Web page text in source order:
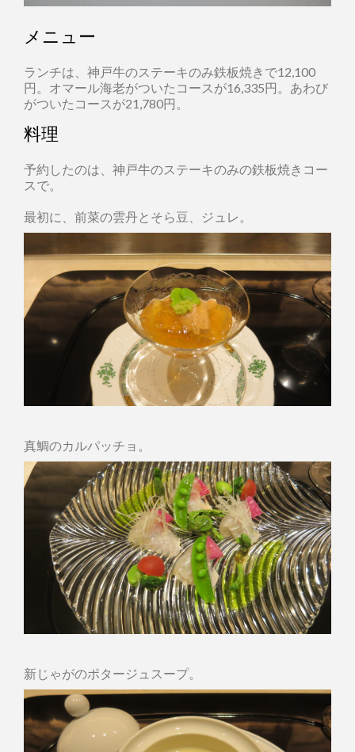
メニュー
ランチは、神戸牛のステーキのみ鉄板焼きで12,100
円。オマール海老がついたコースが16,335円。あわび
がついたコースが21,780円。
料理
予約したのは、神戸牛のステーキのみの鉄板焼きコー
スで。
最初に、前菜の雲丹とそら豆、ジュレ。
真鯛のカルパッチョ。
新じゃがのポタージュスープ。